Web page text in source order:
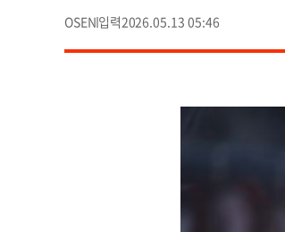
OSEN 2026.05.13 05:46